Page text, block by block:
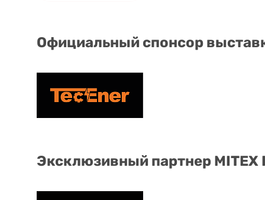
Официальный спонсор
Эксклюзивный партнер